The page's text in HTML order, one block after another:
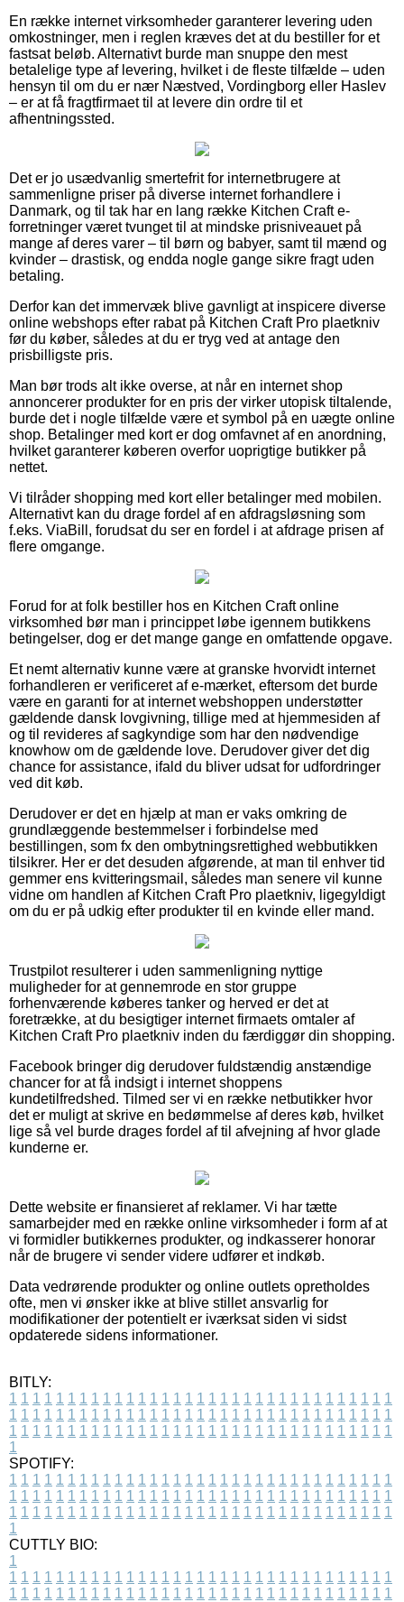
En række internet virksomheder garanterer levering uden
omkostninger, men i reglen kræves det at du bestiller for et
fastsat beløb. Alternativt burde man snuppe den mest
betalelige type af levering, hvilket i de fleste tilfælde – uden
hensyn til om du er nær Næstved, Vordingborg eller Haslev
– er at få fragtfirmaet til at levere din ordre til et
afhentningssted.
Det er jo usædvanlig smertefrit for internetbrugere at
sammenligne priser på diverse internet forhandlere i
Danmark, og til tak har en lang række Kitchen Craft e-
forretninger været tvunget til at mindske prisniveauet på
mange af deres varer – til børn og babyer, samt til mænd og
kvinder – drastisk, og endda nogle gange sikre fragt uden
betaling.
Derfor kan det immervæk blive gavnligt at inspicere diverse
online webshops efter rabat på Kitchen Craft Pro plaetkniv
før du køber, således at du er tryg ved at antage den
prisbilligste pris.
Man bør trods alt ikke overse, at når en internet shop
annoncerer produkter for en pris der virker utopisk tiltalende,
burde det i nogle tilfælde være et symbol på en uægte online
shop. Betalinger med kort er dog omfavnet af en anordning,
hvilket garanterer køberen overfor uoprigtige butikker på
nettet.
Vi tilråder shopping med kort eller betalinger med mobilen.
Alternativt kan du drage fordel af en afdragsløsning som
f.eks. ViaBill, forudsat du ser en fordel i at afdrage prisen af
flere omgange.
Forud for at folk bestiller hos en Kitchen Craft online
virksomhed bør man i princippet løbe igennem butikkens
betingelser, dog er det mange gange en omfattende opgave.
Et nemt alternativ kunne være at granske hvorvidt internet
forhandleren er verificeret af e-mærket, eftersom det burde
være en garanti for at internet webshoppen understøtter
gældende dansk lovgivning, tillige med at hjemmesiden af
og til revideres af sagkyndige som har den nødvendige
knowhow om de gældende love. Derudover giver det dig
chance for assistance, ifald du bliver udsat for udfordringer
ved dit køb.
Derudover er det en hjælp at man er vaks omkring de
grundlæggende bestemmelser i forbindelse med
bestillingen, som fx den ombytningsrettighed webbutikken
tilsikrer. Her er det desuden afgørende, at man til enhver tid
gemmer ens kvitteringsmail, således man senere vil kunne
vidne om handlen af Kitchen Craft Pro plaetkniv, ligegyldigt
om du er på udkig efter produkter til en kvinde eller mand.
Trustpilot resulterer i uden sammenligning nyttige
muligheder for at gennemrode en stor gruppe
forhenværende køberes tanker og herved er det at
foretrække, at du besigtiger internet firmaets omtaler af
Kitchen Craft Pro plaetkniv inden du færdiggør din shopping.
Facebook bringer dig derudover fuldstændig anstændige
chancer for at få indsigt i internet shoppens
kundetilfredshed. Tilmed ser vi en række netbutikker hvor
det er muligt at skrive en bedømmelse af deres køb, hvilket
lige så vel burde drages fordel af til afvejning af hvor glade
kunderne er.
Dette website er finansieret af reklamer. Vi har tætte
samarbejder med en række online virksomheder i form af at
vi formidler butikkernes produkter, og indkasserer honorar
når de brugere vi sender videre udfører et indkøb.
Data vedrørende produkter og online outlets opretholdes
ofte, men vi ønsker ikke at blive stillet ansvarlig for
modifikationer der potentielt er iværksat siden vi sidst
opdaterede sidens informationer.
BITLY:
1 1 1 1 1 1 1 1 1 1 1 1 1 1 1 1 1 1 1 1 1 1 1 1 1 1 1 1 1 1 1 1 1
1 1 1 1 1 1 1 1 1 1 1 1 1 1 1 1 1 1 1 1 1 1 1 1 1 1 1 1 1 1 1 1 1
1 1 1 1 1 1 1 1 1 1 1 1 1 1 1 1 1 1 1 1 1 1 1 1 1 1 1 1 1 1 1 1 1
1
SPOTIFY:
1 1 1 1 1 1 1 1 1 1 1 1 1 1 1 1 1 1 1 1 1 1 1 1 1 1 1 1 1 1 1 1 1
1 1 1 1 1 1 1 1 1 1 1 1 1 1 1 1 1 1 1 1 1 1 1 1 1 1 1 1 1 1 1 1 1
1 1 1 1 1 1 1 1 1 1 1 1 1 1 1 1 1 1 1 1 1 1 1 1 1 1 1 1 1 1 1 1 1
1
CUTTLY BIO:
1
1 1 1 1 1 1 1 1 1 1 1 1 1 1 1 1 1 1 1 1 1 1 1 1 1 1 1 1 1 1 1 1 1
1 1 1 1 1 1 1 1 1 1 1 1 1 1 1 1 1 1 1 1 1 1 1 1 1 1 1 1 1 1 1 1 1